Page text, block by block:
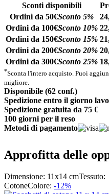
Sconti disponibili
Ordini da 50€Sconto 5%
Ordini da 100€Sconto 10%
Ordini da 150€Sconto 15%
Ordini da 200€Sconto 20%
Ordini da 300€Sconto 25%
*Sconta l'intero acquisto. Puoi
migliore.
Disponibile (62 conf.)
Spedizione entro il giorno
Spedizione gratuita da 75 €
100 giorni per il reso
Metodi di pagamento
Approfitta delle
Dimensione: 11x14 cmTessuto:
CotoneColore: -12%